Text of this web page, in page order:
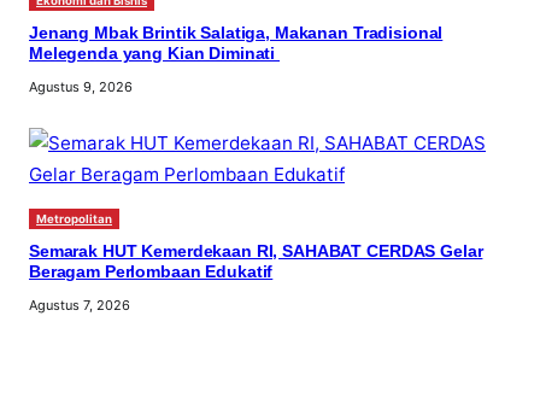
Jenang Mbak Brintik Salatiga, Makanan Tradisional
Melegenda yang Kian Diminati
Agustus 9, 2026
Metropolitan
Semarak HUT Kemerdekaan RI, SAHABAT CERDAS Gelar
Beragam Perlombaan Edukatif
Agustus 7, 2026